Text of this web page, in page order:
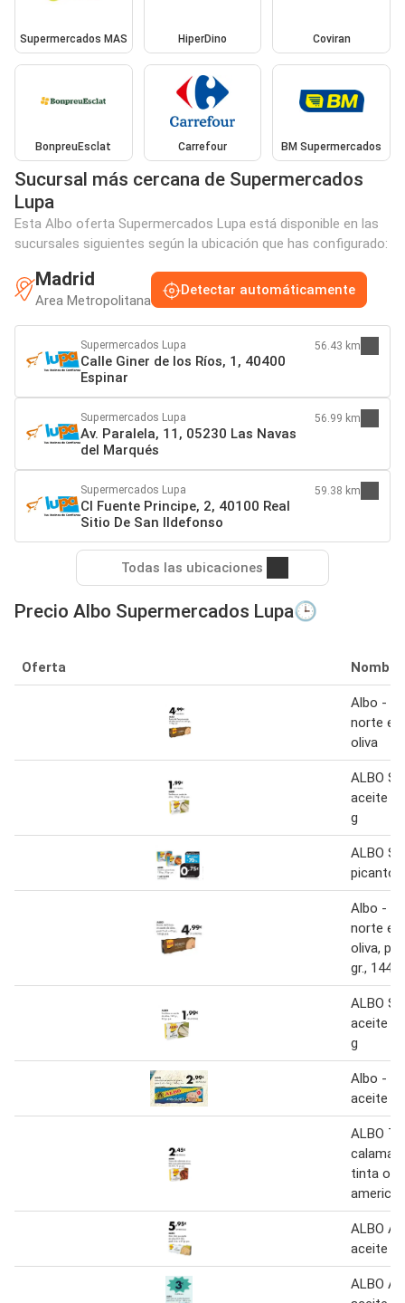
Supermercados MAS HiperDino Coviran
BonpreuEsclat Carrefour BM Supermercados
Sucursal más cercana de Supermercados
Lupa
Esta Albo oferta Supermercados Lupa está disponible en las
sucursales siguientes según la ubicación que has configurado:
Madrid
Area Metropolitana
Detectar automáticamente
Supermercados Lupa
Calle Giner de los Ríos, 1, 40400
Espinar
56.43 km
Supermercados Lupa
Av. Paralela, 11, 05230 Las Navas
del Marqués
56.99 km
Supermercados Lupa
Cl Fuente Principe, 2, 40100 Real
Sitio De San Ildefonso
59.38 km
Todas las ubicaciones
Precio Albo Supermercados Lupa🕒
Oferta Nombre
Albo -
norte en
oliva
ALBO
aceite
g
ALBO
Albo -
norte en
oliva,
gr., 144
ALBO
aceite
g
Albo -
aceite
ALBO
tinta o
ALBO
aceite
ALBO